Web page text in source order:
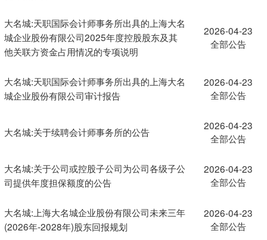
大名城:天职国际会计师事务所出具的上海大名
城企业股份有限公司2025年度控股股东及其
他关联方资金占用情况的专项说明
2026-04-23
全部公告
大名城:天职国际会计师事务所出具的上海大名
城企业股份有限公司审计报告
2026-04-23
全部公告
大名城:关于续聘会计师事务所的公告
2026-04-23
全部公告
大名城:关于公司或控股子公司为公司各级子公
司提供年度担保额度的公告
2026-04-23
全部公告
大名城:上海大名城企业股份有限公司未来三年
(2026年-2028年)股东回报规划
2026-04-23
全部公告